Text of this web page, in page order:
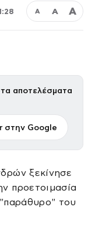
Α Α Α
αποτελέσματα
στην Google
ξεκίνησε
προετοιμασία
του